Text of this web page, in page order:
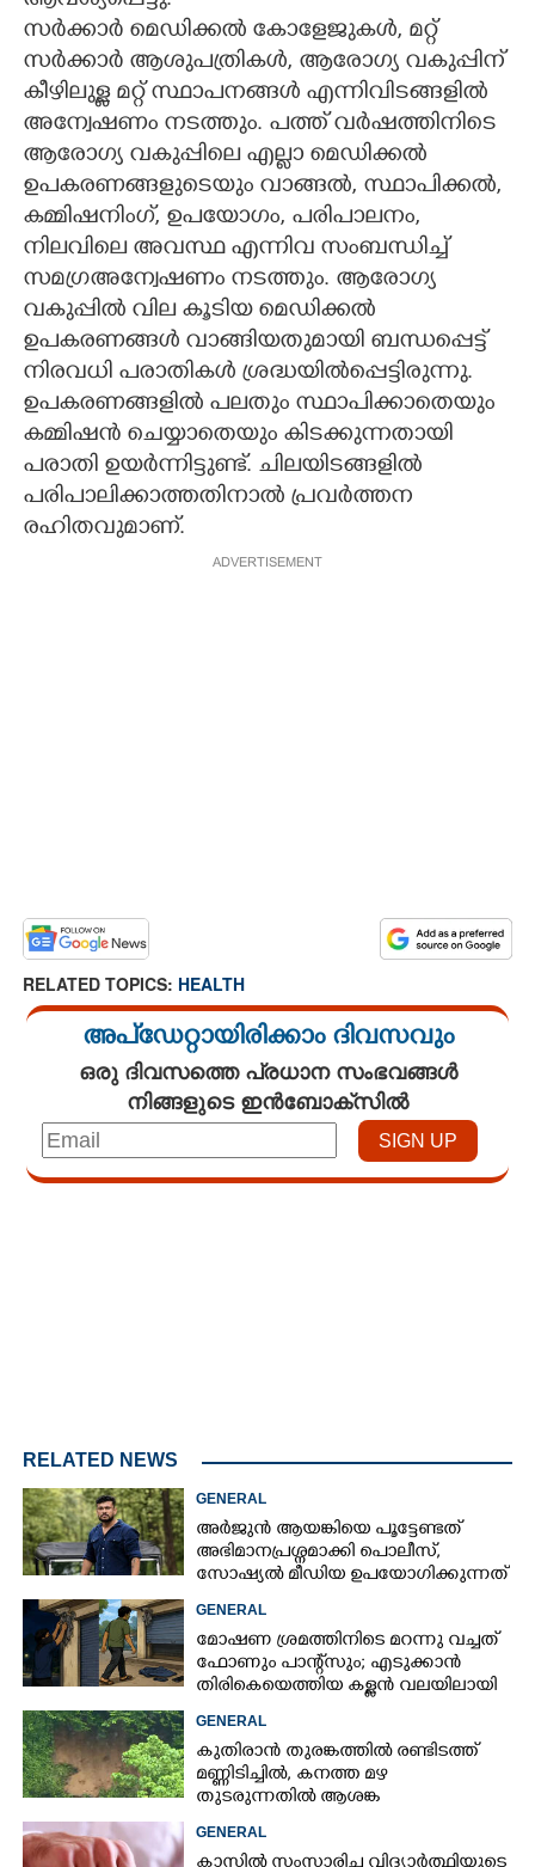
സർക്കാർ മെഡിക്കൽ കോളേജുകൾ, മറ്റ്
സർക്കാർ ആശുപത്രികൾ, ആരോഗ്യ വകുപ്പിന്
കീഴിലുള്ള മറ്റ് സ്ഥാപനങ്ങൾ എന്നിവിടങ്ങളിൽ
അന്വേഷണം നടത്തും. പത്ത് വർഷത്തിനിടെ
ആരോഗ്യ വകുപ്പിലെ എല്ലാ മെഡിക്കൽ
ഉപകരണങ്ങളുടെയും വാങ്ങൽ, സ്ഥാപിക്കൽ,
കമ്മിഷനിംഗ്, ഉപയോഗം, പരിപാലനം,
നിലവിലെ അവസ്ഥ എന്നിവ സംബന്ധിച്ച്
സമഗ്രഅന്വേഷണം നടത്തും. ആരോഗ്യ
വകുപ്പിൽ വില കൂടിയ മെഡിക്കൽ
ഉപകരണങ്ങൾ വാങ്ങിയതുമായി ബന്ധപ്പെട്ട്
നിരവധി പരാതികൾ ശ്രദ്ധയിൽപ്പെട്ടിരുന്നു.
ഉപകരണങ്ങളിൽ പലതും സ്ഥാപിക്കാതെയും
കമ്മിഷൻ ചെയ്യാതെയും കിടക്കുന്നതായി
പരാതി ഉയർന്നിട്ടുണ്ട്. ചിലയിടങ്ങളിൽ
പരിപാലിക്കാത്തതിനാൽ പ്രവർത്തന
രഹിതവുമാണ്.
ADVERTISEMENT
RELATED TOPICS: HEALTH
അപ്ഡേറ്റായിരിക്കാം ദിവസവും
ഒരു ദിവസത്തെ പ്രധാന സംഭവങ്ങൾ
നിങ്ങളുടെ ഇൻബോക്സിൽ
RELATED NEWS
GENERAL
അർജുൻ ആയങ്കിയെ പൂട്ടേണ്ടത്
അഭിമാനപ്രശ്നമാക്കി പൊലീസ്,
സാേഷ്യൽ മീഡിയ ഉപയോഗിക്കുന്നത്
മറ്റൊരാളെന്ന് സംശയം
GENERAL
മോഷണ ശ്രമത്തിനിടെ മറന്നു വച്ചത്
ഫോണും പാന്റ്സും; എടുക്കാൻ
തിരികെയെത്തിയ കള്ളൻ വലയിലായി
GENERAL
കുതിരാൻ തുരങ്കത്തിൽ രണ്ടിടത്ത്
മണ്ണിടിച്ചിൽ, കനത്ത മഴ
തുടരുന്നതിൽ ആശങ്ക
GENERAL